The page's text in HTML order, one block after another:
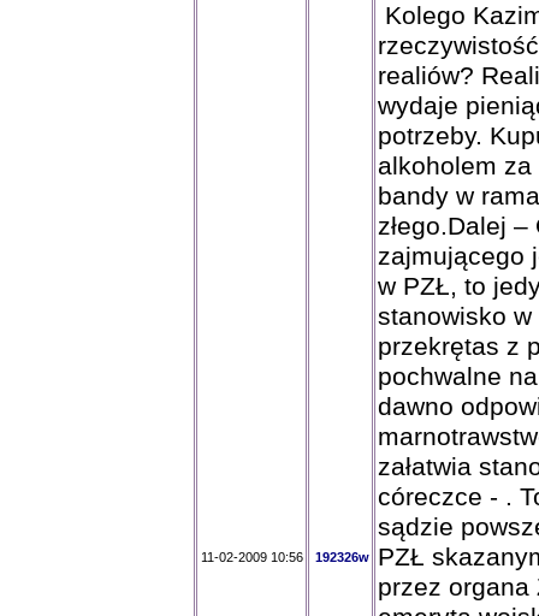
11-02-2009 10:56 192326w
Kolego
realiów?
wydaje
potrzeby.
alkoholem
bandy w
złego.Dalej
zajmującego
w PZŁ, to
stanowisko w
przekrętas z
pochwalne
dawno
załatwia
córeczce - .
sądzie
PZŁ
przez organa